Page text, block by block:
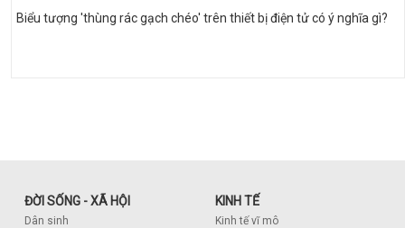
Biểu tượng 'thùng rác gạch chéo' trên thiết bị điện tử có ý nghĩa gì?
ĐỜI SỐNG - XÃ HỘI
Dân sinh
KINH TẾ
Kinh tế vĩ mô